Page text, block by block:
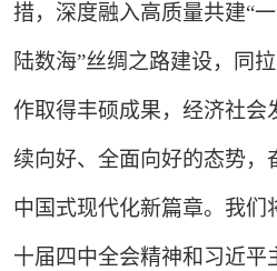
措，深度融入高质量共建“
陆数海”丝绸之路建设，同
作取得丰硕成果，经济社会
续向好、全面向好的态势，
中国式现代化新篇章。我们
十届四中全会精神和习近平